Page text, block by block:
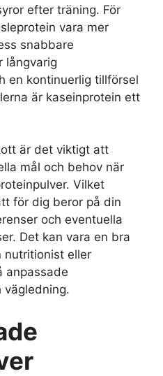
efter träning. För
vara mer
snabbare
långvarig
en kontinuerlig tillförsel
är kaseinprotein ett
är det viktigt att
mål och behov när
Vilket
för dig beror på din
och eventuella
Det kan vara en bra
nutritionist eller
anpassade
vägledning.